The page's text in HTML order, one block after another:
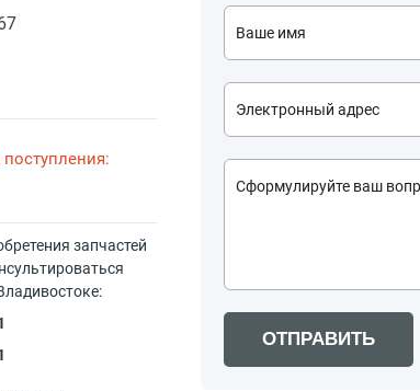
запчастей
ОТПРАВИТЬ